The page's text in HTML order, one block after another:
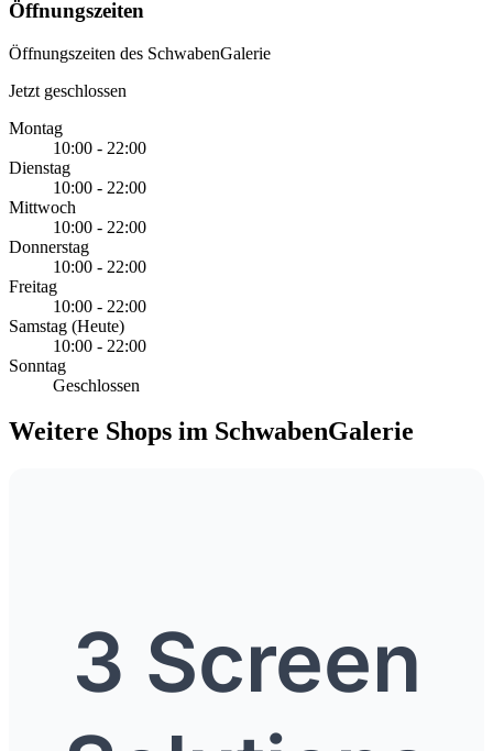
Öffnungszeiten
Öffnungszeiten des SchwabenGalerie
Jetzt geschlossen
Montag
10:00 - 22:00
Dienstag
10:00 - 22:00
Mittwoch
10:00 - 22:00
Donnerstag
10:00 - 22:00
Freitag
10:00 - 22:00
Samstag (Heute)
10:00 - 22:00
Sonntag
Geschlossen
Weitere Shops im SchwabenGalerie
3 Screen